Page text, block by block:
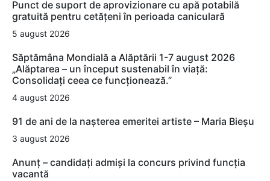
Punct de suport de aprovizionare cu apă potabilă
gratuită pentru cetățeni în perioada caniculară
5 august 2026
Săptămâna Mondială a Alăptării 1-7 august 2026
„Alăptarea – un început sustenabil în viață:
Consolidați ceea ce funcționează.”
4 august 2026
91 de ani de la nașterea emeritei artiste – Maria Bieșu
3 august 2026
Anunț – candidați admiși la concurs privind funcția
vacantă